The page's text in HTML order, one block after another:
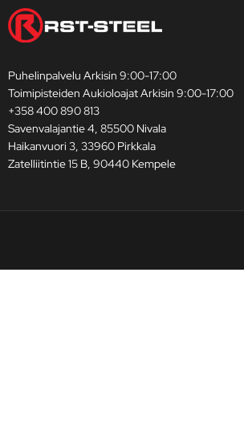
Puhelinpalvelu Arkisin 9:00-17:00
Toimipisteiden Aukioloajat Arkisin 9:00-17:00
+358 400 890 813
Savenvalajantie 4, 85500 Nivala
Haikanvuori 3, 33960 Pirkkala
Zatelliitintie 15 B, 90440 Kempele